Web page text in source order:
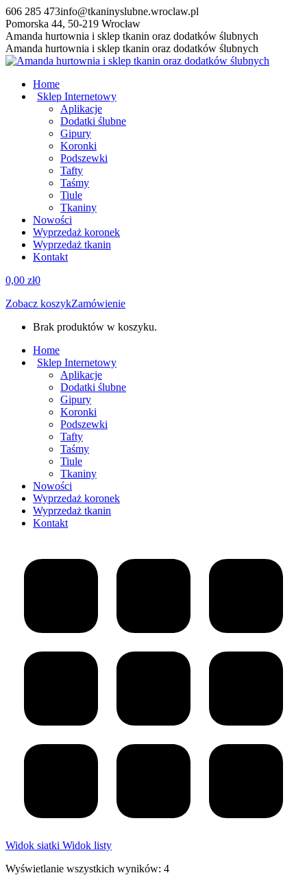
Przewiń
do
zawartości
606 285 473info@tkaninyslubne.wroclaw.pl
Pomorska 44, 50-219 Wrocław
Facebook
page
opens
new
window
Amanda hurtownia i sklep tkanin oraz dodatków ślubnych
Amanda hurtownia i sklep tkanin oraz dodatków ślubnych
Home
Sklep Internetowy
Aplikacje
Dodatki ślubne
Gipury
Koronki
Podszewki
Tafty
Taśmy
Tiule
Tkaniny
Nowości
Wyprzedaż koronek
Wyprzedaż tkanin
Kontakt
0,00 zł0
Zobacz koszykZamówienie
Brak produktów w koszyku.
Home
Sklep Internetowy
Aplikacje
Dodatki ślubne
Gipury
Koronki
Podszewki
Tafty
Taśmy
Tiule
Tkaniny
Nowości
Wyprzedaż koronek
Wyprzedaż tkanin
Kontakt
Widok siatki Widok listy
Wyświetlanie wszystkich wyników: 4Posortowane